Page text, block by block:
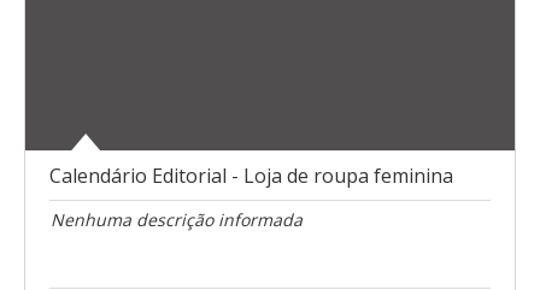
Calendário Editorial - Loja de roupa feminina
Nenhuma descrição informada